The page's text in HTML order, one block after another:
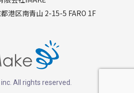
港区南青山 2-15-5 FARO 1F
All rights reserved.